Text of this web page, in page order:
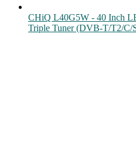
CHiQ L40G5W - 40 Inch
Triple Tuner (DVB-T/T2/